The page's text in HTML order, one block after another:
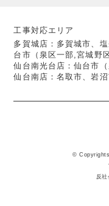
反
©
工事対応エリア
多賀城店：多賀城市、
台市（泉区一部,宮城野
仙台南光台店：仙台市
仙台南店：名取市、岩